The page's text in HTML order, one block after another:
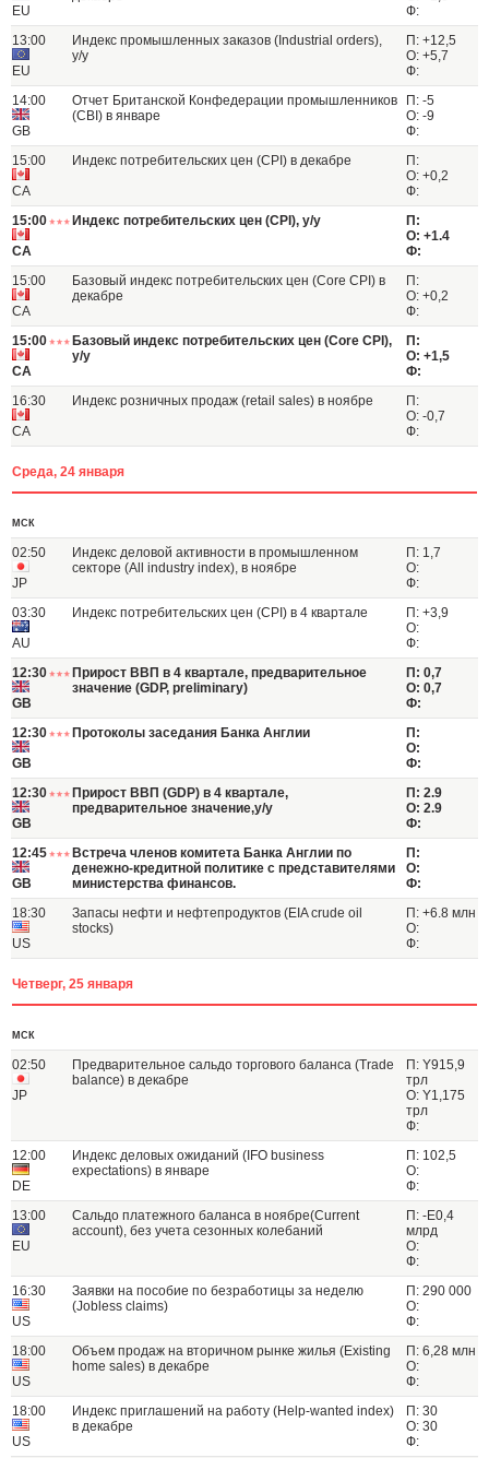
EU
Ф:
13:00
EU
Индекс промышленных заказов (Industrial orders),
y/y
П: +12,5
О: +5,7
Ф:
14:00
GB
Отчет Британской Конфедерации промышленников
(СBI) в январе
П: -5
О: -9
Ф:
15:00
CA
Индекс потребительских цен (СPI) в декабре
П:
О: +0,2
Ф:
15:00
CA
Индекс потребительских цен (CPI), y/y
П:
О: +1.4
Ф:
15:00
CA
Базовый индекс потребительских цен (Core CPI) в
декабре
П:
О: +0,2
Ф:
15:00
CA
Базовый индекс потребительских цен (Core CPI),
y/y
П:
О: +1,5
Ф:
16:30
CA
Индекс розничных продаж (retail sales) в ноябре
П:
О: -0,7
Ф:
Среда, 24 января
МСК
02:50
JP
Индекс деловой активности в промышленном
секторе (All industry index), в ноябре
П: 1,7
О:
Ф:
03:30
AU
Индекс потребительских цен (CPI) в 4 квартале
П: +3,9
О:
Ф:
12:30
GB
Прирост ВВП в 4 квартале, предварительное
значение (GDP, preliminary)
П: 0,7
О: 0,7
Ф:
12:30
GB
Протоколы заседания Банка Англии
П:
О:
Ф:
12:30
GB
Прирост ВВП (GDP) в 4 квартале,
предварительное значение,y/y
П: 2.9
О: 2.9
Ф:
12:45
GB
Встреча членов комитета Банка Англии по
денежно-кредитной политике с представителями
министерства финансов.
П:
О:
Ф:
18:30
US
Запасы нефти и нефтепродуктов (EIA crude oil
stocks)
П: +6.8 млн
О:
Ф:
Четверг, 25 января
МСК
02:50
JP
Предварительное сальдо торгового баланса (Trade
balance) в декабре
П: Y915,9
трл
О: Y1,175
трл
Ф:
12:00
DE
Индекс деловых ожиданий (IFO business
expectations) в январе
П: 102,5
О:
Ф:
13:00
EU
Сальдо платежного баланса в ноябре(Current
account), без учета сезонных колебаний
П: -Е0,4
млрд
О:
Ф:
16:30
US
Заявки на пособие по безработицы за неделю
(Jobless claims)
П: 290 000
О:
Ф:
18:00
US
Объем продаж на вторичном рынке жилья (Existing
home sales) в декабре
П: 6,28 млн
О:
Ф:
18:00
US
Индекс приглашений на работу (Help-wanted index)
в декабре
П: 30
О: 30
Ф: